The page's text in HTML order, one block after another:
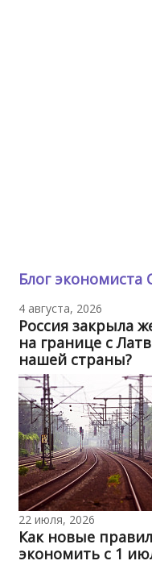
Блог экономиста
4 августа, 2026
Россия закрыла
на границе с
нашей страны?
22 июля, 2026
Как новые
экономить с 1